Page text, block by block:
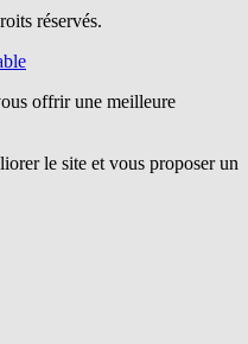
réservés.
offrir une meilleure
le site et vous proposer un